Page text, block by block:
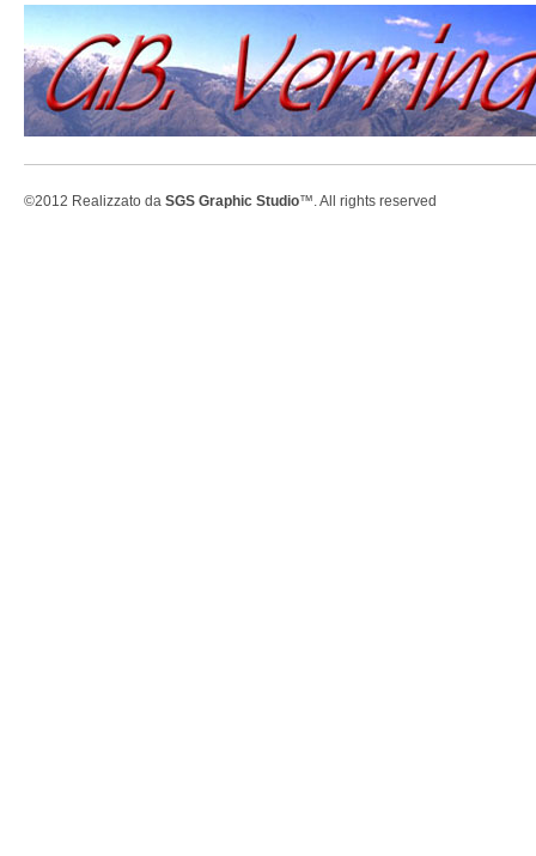
©2012 Realizzato da SGS Graphic Studio™. All rights reserved